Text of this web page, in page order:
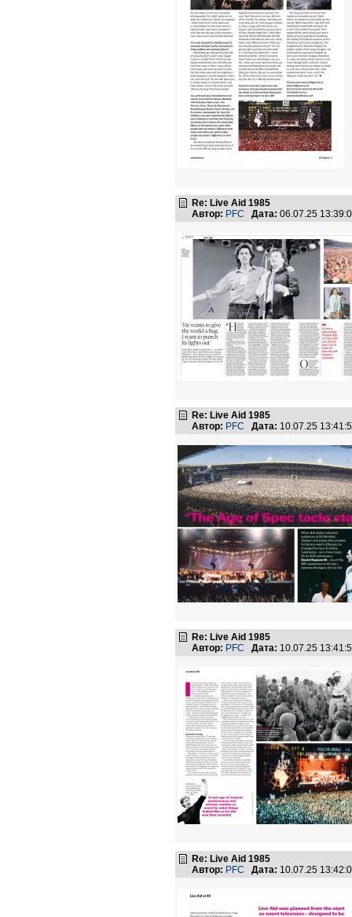
Re: Live Aid 1985
Автор: PFC Дата: 06.07.25
Re: Live Aid 1985
Автор: PFC Дата: 10.07.25
Re: Live Aid 1985
Автор: PFC Дата: 10.07.25
Re: Live Aid 1985
Автор: PFC Дата: 10.07.25